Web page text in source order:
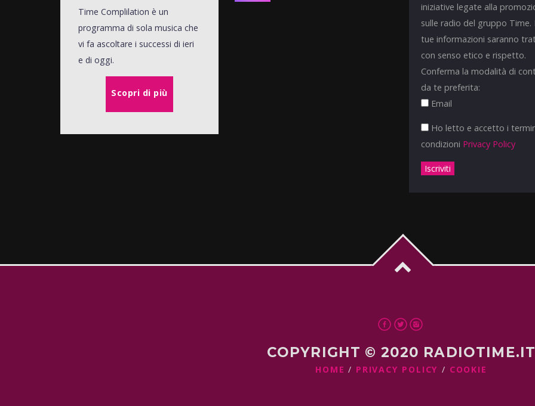
Time Complilation è un
programma di sola musica che
vi fa ascoltare i successi di ieri
e di oggi.
Scopri di più
iniziative legate alla
sulle radio del gruppo Time.
tue informazioni saranno
con senso etico e rispetto.
Conferma la modalità di
da te preferita:
Email
Ho letto e accetto i
condizioni Privacy Policy
COPYRIGHT © 2020
HOME PRIVACY POLICY COOKIE